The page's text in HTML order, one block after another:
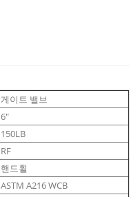
게이트 밸브
6"
150LB
RF
핸드휠
ASTM A216 WCB